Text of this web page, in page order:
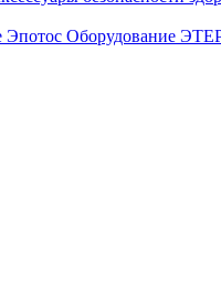
Эпотос Оборудование